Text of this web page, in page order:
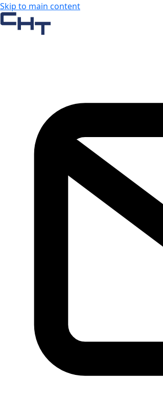
Skip to main content